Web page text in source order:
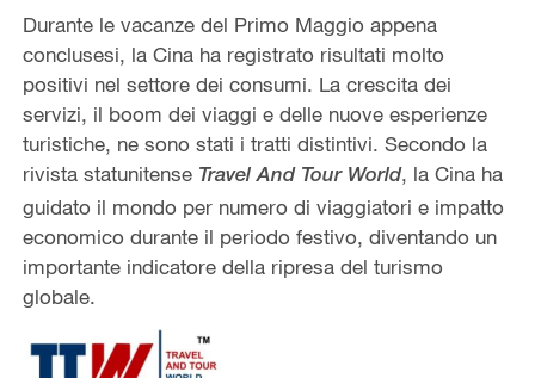
Durante le vacanze del Primo Maggio appena
conclusesi, la Cina ha registrato risultati molto
positivi nel settore dei consumi. La crescita dei
servizi, il boom dei viaggi e delle nuove esperienze
turistiche, ne sono stati i tratti distintivi. Secondo la
rivista statunitense Travel And Tour World, la Cina ha
guidato il mondo per numero di viaggiatori e impatto
economico durante il periodo festivo, diventando un
importante indicatore della ripresa del turismo
globale.